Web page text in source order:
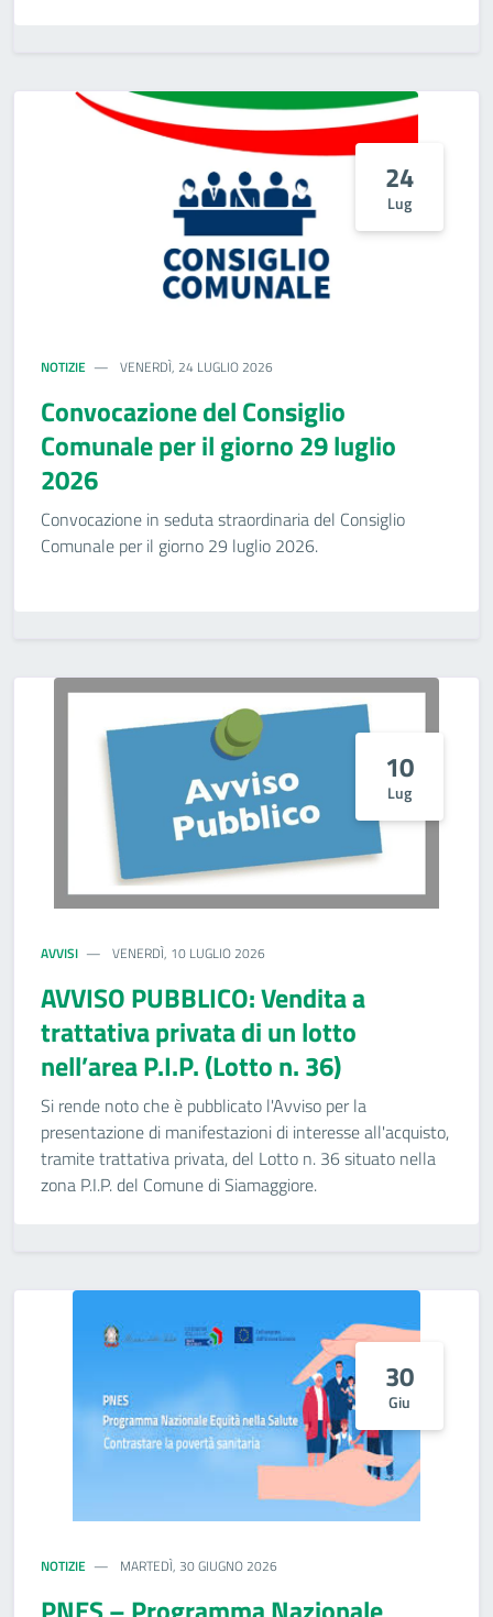
24
Lug
NOTIZIE VENERDÌ, 24 LUGLIO 2026
Convocazione del Consiglio
Comunale per il giorno 29 luglio
2026
Convocazione in seduta straordinaria del Consiglio
Comunale per il giorno 29 luglio 2026.
10
Lug
AVVISI VENERDÌ, 10 LUGLIO 2026
AVVISO PUBBLICO: Vendita a
trattativa privata di un lotto
nell’area P.I.P. (Lotto n. 36)
Si rende noto che è pubblicato l'Avviso per la
presentazione di manifestazioni di interesse all'acquisto,
tramite trattativa privata, del Lotto n. 36 situato nella
zona P.I.P. del Comune di Siamaggiore.
30
Giu
NOTIZIE MARTEDÌ, 30 GIUGNO 2026